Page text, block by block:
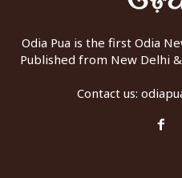
Odia Pua is the first Odia
Published from New Delhi
Contact us: